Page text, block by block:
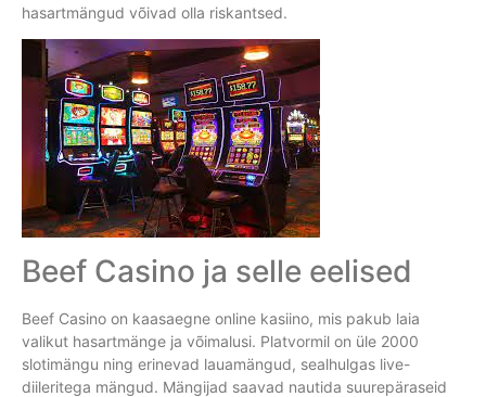
hasartmängud võivad olla riskantsed.
Beef Casino ja selle eelised
Beef Casino on kaasaegne online kasiino, mis pakub laia
valikut hasartmänge ja võimalusi. Platvormil on üle 2000
slotimängu ning erinevad lauamängud, sealhulgas live-
diileritega mängud. Mängijad saavad nautida suurepäraseid